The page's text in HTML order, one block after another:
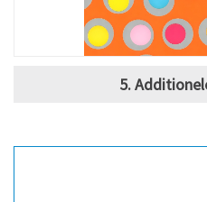
5.